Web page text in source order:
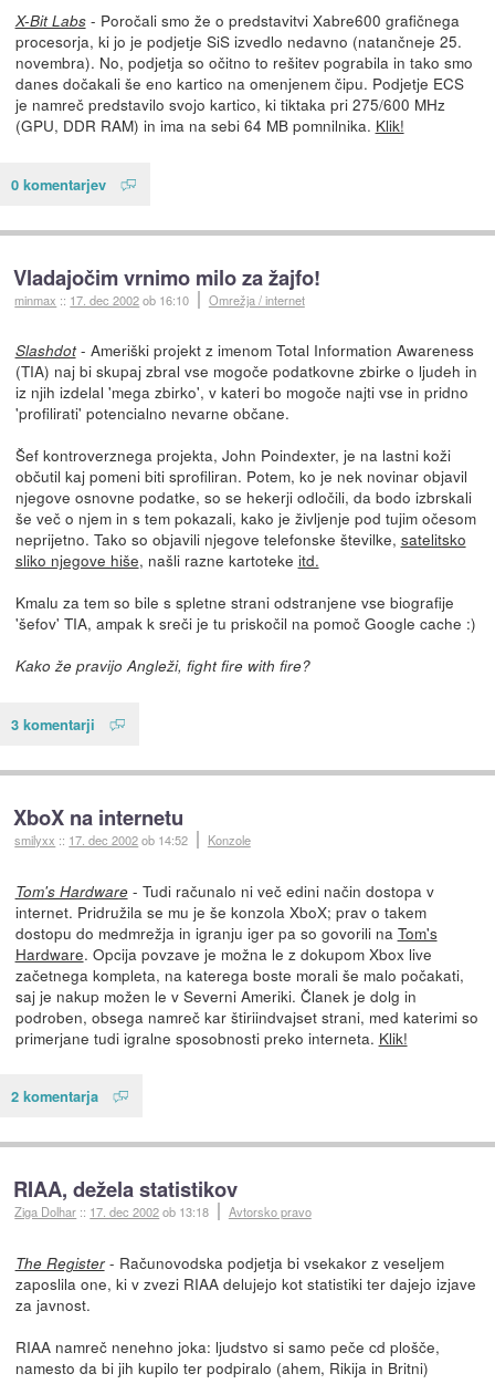
X-Bit Labs- Poročali smo že o predstavitvi Xabre600 grafičnega
procesorja, ki jo je podjetje SiS izvedlo nedavno (natančneje 25.
novembra). No, podjetja so očitno to rešitev pograbila in tako smo
danes dočakali še eno kartico na omenjenem čipu. Podjetje ECS
je namreč predstavilo svojo kartico, ki tiktaka pri 275/600 MHz
(GPU, DDR RAM) in ima na sebi 64 MB pomnilnika. Klik!
0 komentarjev
Vladajočim vrnimo milo za žajfo!
minmax :: 17. dec 2002ob 16:10 Omrežja / internet
Slashdot- Ameriški projekt z imenom Total Information Awareness
(TIA) naj bi skupaj zbral vse mogoče podatkovne zbirke o ljudeh in
iz njih izdelal 'mega zbirko', v kateri bo mogoče najti vse in pridno
'profilirati' potencialno nevarne občane.
Šef kontroverznega projekta, John Poindexter, je na lastni koži
občutil kaj pomeni biti sprofiliran. Potem, ko je nek novinar objavil
njegove osnovne podatke, so se hekerji odločili, da bodo izbrskali
še več o njem in s tem pokazali, kako je življenje pod tujim očesom
neprijetno. Tako so objavili njegove telefonske številke, satelitsko
sliko njegove hiše, našli razne kartoteke itd.
Kmalu za tem so bile s spletne strani odstranjene vse biografije
'šefov' TIA, ampak k sreči je tu priskočil na pomoč Google cache :)
Kako že pravijo Angleži, fight fire with fire?
3 komentarji
XboX na internetu
smilyxx :: 17. dec 2002ob 14:52 Konzole
Tom's Hardware- Tudi računalo ni več edini način dostopa v
internet. Pridružila se mu je še konzola XboX; prav o takem
dostopu do medmrežja in igranju iger pa so govorili na Tom's
Hardware. Opcija povzave je možna le z dokupom Xbox live
začetnega kompleta, na katerega boste morali še malo počakati,
saj je nakup možen le v Severni Ameriki. Članek je dolg in
podroben, obsega namreč kar štiriindvajset strani, med katerimi so
primerjane tudi igralne sposobnosti preko interneta. Klik!
2 komentarja
RIAA, dežela statistikov
Ziga Dolhar :: 17. dec 2002ob 13:18 Avtorsko pravo
The Register- Računovodska podjetja bi vsekakor z veseljem
zaposlila one, ki v zvezi RIAA delujejo kot statistiki ter dajejo izjave
za javnost.
RIAA namreč nenehno joka: ljudstvo si samo peče cd plošče,
namesto da bi jih kupilo ter podpiralo (ahem, Rikija in Britni)